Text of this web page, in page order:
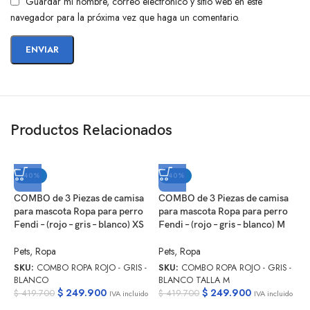
navegador para la próxima vez que haga un comentario.
Productos Relacionados
-40%
COMBO de 3 Piezas de camisa
para mascota Ropa para perro
Fendi – (rojo – gris – blanco) XS
Pets, Ropa
SKU: COMBO ROPA ROJO - GRIS -
BLANCO
$419.700 $ 249.900 IVA incluido
-40%
COMBO de 3 Piezas de camisa
para mascota Ropa para perro
Fendi – (rojo – gris – blanco) M
Pets, Ropa
SKU: COMBO ROPA ROJO - GRIS -
BLANCO TALLA M
$419.700 $249.900 IVA incluido